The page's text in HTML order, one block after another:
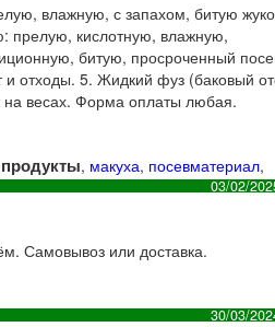
влажную, с запахом, битую
прелую, кислотную, влажную,
битую, просроченный
отходы. 5. Жидкий фуз (баковый
на весах. Форма оплаты любая.
, макуха, посевматериал,
03/02/
Самовывоз или доставка.
30/03/